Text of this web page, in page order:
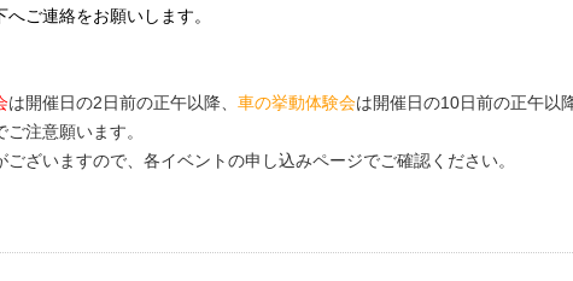
ご連絡をお願いします。
は開催日の2日前の正午以降、 車の挙動体験会は開催日の10日前の正午以降
ご注意願います。
ざいますので、各イベントの申し込みページでご確認ください。